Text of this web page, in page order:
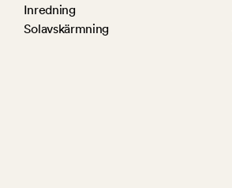
Inredning
Solavskärmning